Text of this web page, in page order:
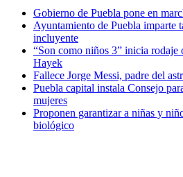
Gobierno de Puebla pone en
Ayuntamiento de Puebla imparte
incluyente
“Son como niños 3” inicia rodaje
Hayek
Fallece Jorge Messi, padre del
Puebla capital instala Consejo
mujeres
Proponen garantizar a niñas y
biológico